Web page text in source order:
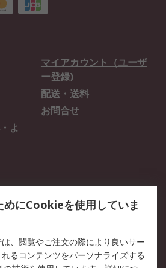
マイアカウント（ユーザ
ー登録)
配送・送料
お問合せ
よ
採用情報
めにCookieを使用していま
、閲覧やご注文の際により良いサー
るコンテンツをパーソナライズする